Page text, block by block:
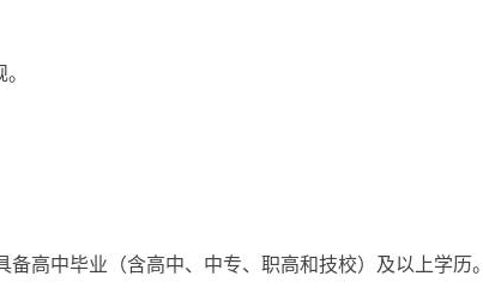
高中毕业（含高中、中专、职高和技校）及以上学历。